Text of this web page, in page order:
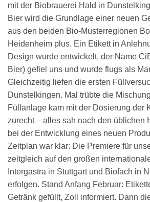
mit der Biobrauerei Hald in
Bier wird die Grundlage einer neuen
aus den beiden Bio-Musterregionen
Heidenheim plus. Ein Etikett in
Design wurde entwickelt, der Name
Bier) gefiel uns und wurde flugs als
Gleichzeitig liefen die ersten
Dunstelkingen. Mal trübte die
Füllanlage kam mit der Dosierung der
zurecht – alles sah nach den üblichen
bei der Entwicklung eines neuen
Zeitplan war klar: Die Premiere für
zeitgleich auf den großen
Intergastra in Stuttgart und Biofach in
erfolgen. Stand Anfang Februar:
Getränk gefüllt, Zoll informiert. Dann